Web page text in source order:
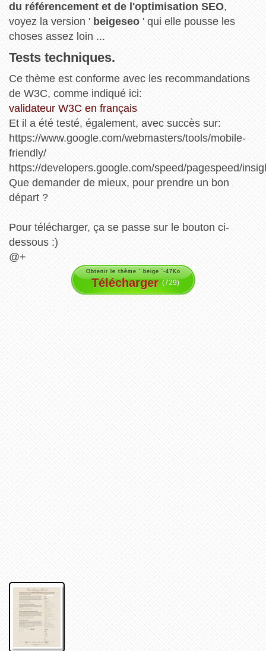
du référencement et de l'optimisation SEO,
voyez la version ' beigeseo' qui elle pousse les
choses assez loin ...
Tests techniques.
Ce thème est conforme avec les recommandations
de W3C, comme indiqué ici:
validateur W3C en français
Et il a été testé, également, avec succès sur:
https://www.google.com/webmasters/tools/mobile-
friendly/
https://developers.google.com/speed/pagespeed/
Que demander de mieux, pour prendre un bon
départ ?
Pour télécharger, ça se passe sur le bouton ci-
dessous :)
@+
Obtenir le thème ' beige '-47Ko
Télécharger (729)